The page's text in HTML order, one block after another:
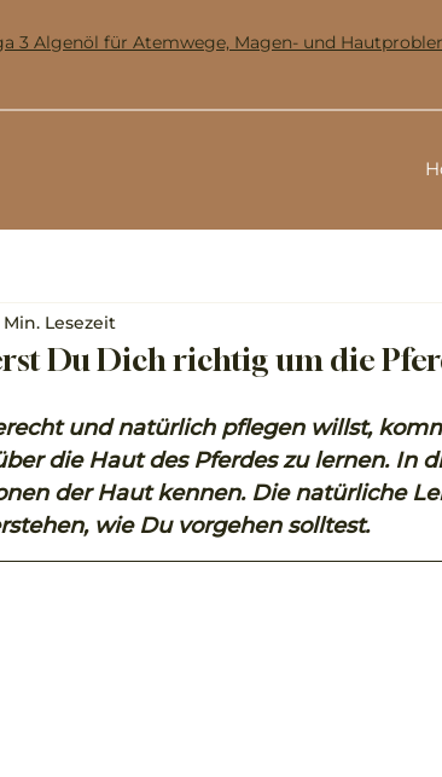
3 Algenöl für Atemwege, Magen- und
Du Dich richtig um die
Min. Lesezeit
und natürlich pflegen willst,
die Haut des Pferdes zu lernen. In
der Haut kennen. Die natürliche
wie Du vorgehen solltest.